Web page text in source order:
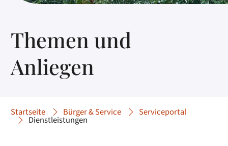
Themen und
Anliegen
Startseite Bürger & Service Serviceportal
Dienstleistungen